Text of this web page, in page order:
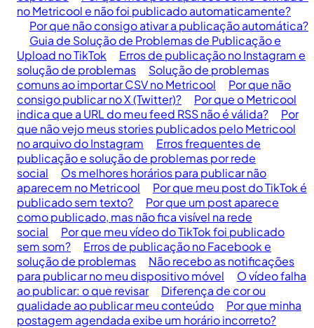
no Metricool e não foi publicado automaticamente?
Por que não consigo ativar a publicação automática?
Guia de Solução de Problemas de Publicação e
Upload no TikTok
Erros de publicação no Instagram e
solução de problemas
Solução de problemas
comuns ao importar CSV no Metricool
Por que não
consigo publicar no X (Twitter)?
Por que o Metricool
indica que a URL do meu feed RSS não é válida?
Por
que não vejo meus stories publicados pelo Metricool
no arquivo do Instagram
Erros frequentes de
publicação e solução de problemas por rede
social
Os melhores horários para publicar não
aparecem no Metricool
Por que meu post do TikTok é
publicado sem texto?
Por que um post aparece
como publicado, mas não fica visível na rede
social
Por que meu vídeo do TikTok foi publicado
sem som?
Erros de publicação no Facebook e
solução de problemas
Não recebo as notificações
para publicar no meu dispositivo móvel
O vídeo falha
ao publicar: o que revisar
Diferença de cor ou
qualidade ao publicar meu conteúdo
Por que minha
postagem agendada exibe um horário incorreto?